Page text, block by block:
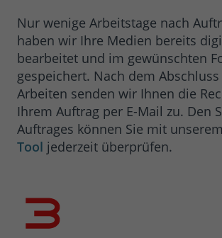
Nur wenige Arbeitstage nach
haben wir Ihre Medien bereits
bearbeitet und im gewünschten
gespeichert. Nach dem
Arbeiten senden wir Ihnen die
Ihrem Auftrag per E-Mail zu. Den
Auftrages können Sie mit unserem
Tool jederzeit überprüfen.